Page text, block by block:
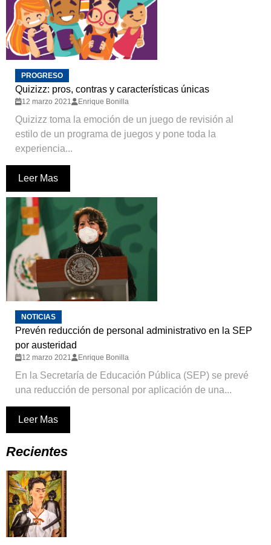
PROGRESO
Quizizz: pros, contras y características únicas
12 marzo 2021 Enrique Bonilla
Quizizz toma la emoción de un juego de revisión al
estilo de un programa de juegos y pone toda la
experiencia...
Leer Mas
NOTICIAS
Prevén reducción de personal administrativo en la SEP
por austeridad
12 marzo 2021 Enrique Bonilla
En la Secretaría de Educación Pública (SEP) se prevé
una reducción de personal por aplicación de una...
Leer Mas
Recientes